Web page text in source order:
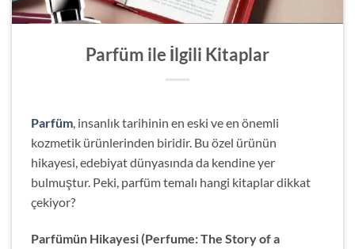
Parfüm ile İlgili Kitaplar
Parfüm , insanlık tarihinin en eski ve en önemli
kozmetik ürünlerinden biridir. Bu özel ürünün
hikayesi, edebiyat dünyasında da kendine yer
bulmuştur. Peki, parfüm temalı hangi kitaplar dikkat
çekiyor?
Parfümün Hikayesi (Perfume: The Story of a